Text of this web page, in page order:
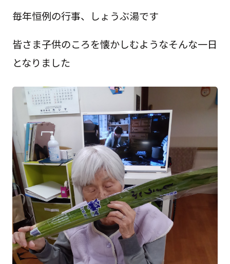
毎年恒例の行事、しょうぶ湯です
皆さま子供のころを懐かしむようなそんな一日
となりました